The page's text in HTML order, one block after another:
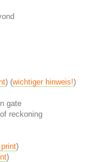
) (wichtiger hinweis!)
gate
reckoning
)
)